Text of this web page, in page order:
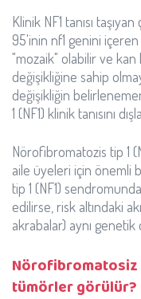
Klinik NF1 tanısı
95'inin nf1 genini
"mozaik" olabilir ve
değişikliğine sahip
değişikliğin
1 (NF1) klinik tanısını
Nörofibromatozis tip 1
aile üyeleri için önemli
tip 1 (NF1)
edilirse, risk altındaki
akrabalar) aynı
Nörofibromatosiz
tümörler görülür?